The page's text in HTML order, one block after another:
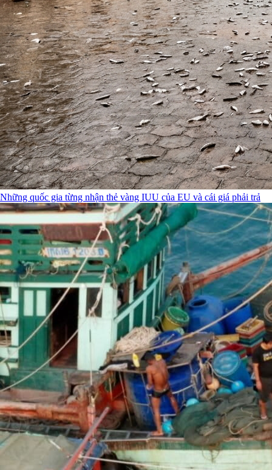
Những quốc gia từng nhận thẻ vàng IUU của EU và cái giá phải trả